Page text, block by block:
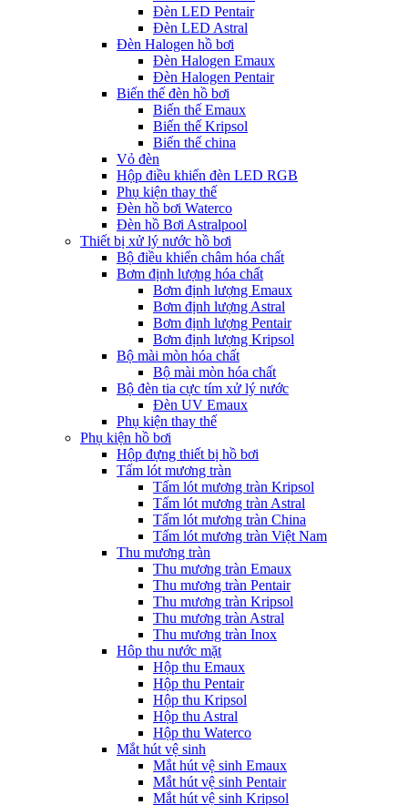
Đèn LED Pentair
Đèn LED Astral
Đèn Halogen hồ bơi
Đèn Halogen Emaux
Đèn Halogen Pentair
Biến thế đèn hồ bơi
Biến thế Emaux
Biến thế Kripsol
Biến thế china
Vỏ đèn
Hộp điều khiển đèn LED RGB
Phụ kiện thay thế
Đèn hồ bơi Waterco
Đèn hồ Bơi Astralpool
Thiết bị xử lý nước hồ bơi
Bộ điều khiển châm hóa chất
Bơm định lượng hóa chất
Bơm định lượng Emaux
Bơm định lượng Astral
Bơm định lượng Pentair
Bơm định lượng Kripsol
Bộ mài mòn hóa chất
Bộ mài mòn hóa chất
Bộ đèn tia cực tím xử lý nước
Đèn UV Emaux
Phụ kiện thay thế
Phụ kiện hồ bơi
Hộp đựng thiết bị hồ bơi
Tấm lót mương tràn
Tấm lót mương tràn Kripsol
Tấm lót mương tràn Astral
Tấm lót mương tràn China
Tấm lót mương tràn Việt Nam
Thu mương tràn
Thu mương tràn Emaux
Thu mương tràn Pentair
Thu mương tràn Kripsol
Thu mương tràn Astral
Thu mương tràn Inox
Hôp thu nước mặt
Hộp thu Emaux
Hộp thu Pentair
Hộp thu Kripsol
Hộp thu Astral
Hộp thu Waterco
Mắt hút vệ sinh
Mắt hút vệ sinh Emaux
Mắt hút vệ sinh Pentair
Mắt hút vệ sinh Kripsol